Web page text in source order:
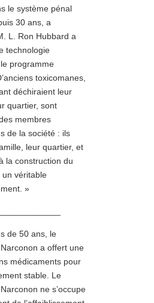
le système pénal
30 ans, a
L. Ron Hubbard a
technologie
programme
toxicomanes,
déchiraient leur
quartier, sont
membres
de la société : ils
leur quartier, et
la construction du
un véritable
»
de 50 ans, le
a offert une
médicaments pour
stable. Le
ne s’occupe